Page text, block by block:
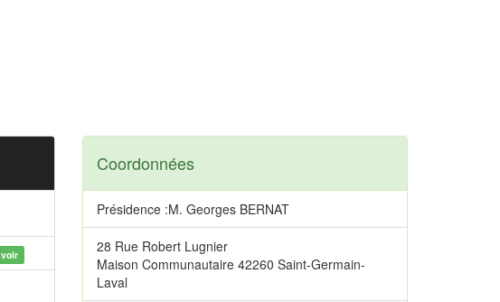
voir
Coordonnées
Présidence :M. Georges BERNAT
28 Rue Robert Lugnier
Maison Communautaire 42260 Saint-Germain-
Laval